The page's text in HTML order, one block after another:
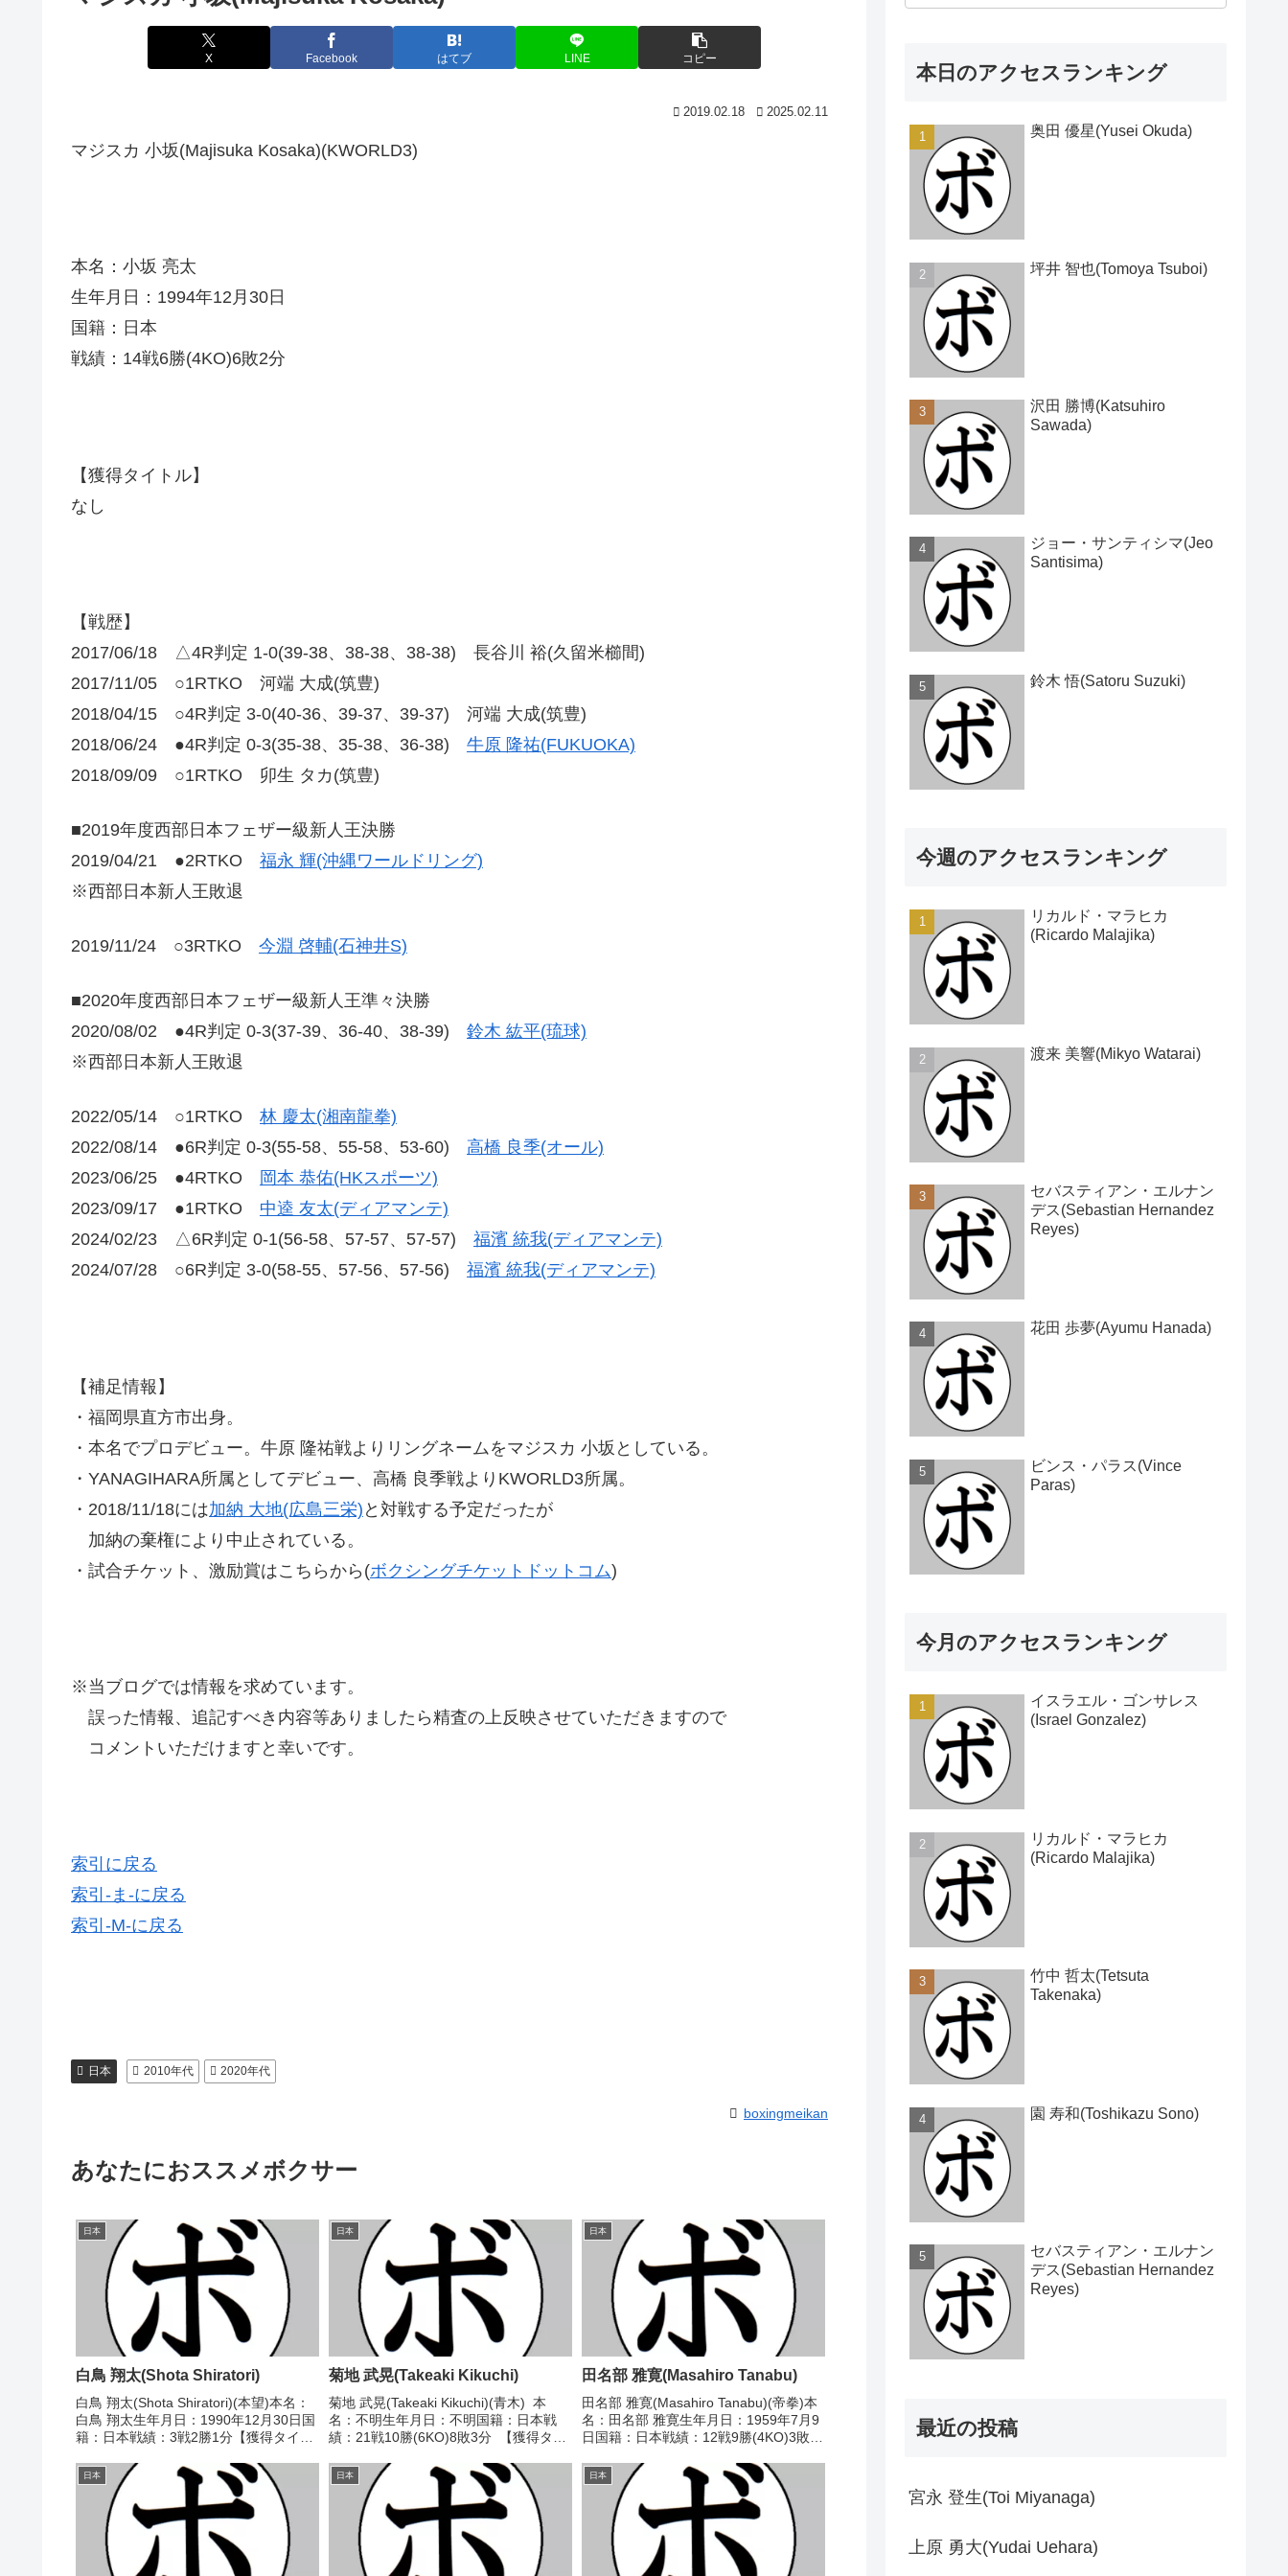
X Facebook はてブ LINE コピー
2019.02.18 2025.02.11
マジスカ 小坂(Majisuka Kosaka)(KWORLD3)
本名：小坂 亮太
生年月日：1994年12月30日
国籍：日本
戦績：14戦6勝(4KO)6敗2分
【獲得タイトル】
なし
【戦歴】
2017/06/18 △4R判定 1-0(39-38、38-38、38-38) 長谷川 裕(久留米櫛間)
2017/11/05 ○1RTKO 河端 大成(筑豊)
2018/04/15 ○4R判定 3-0(40-36、39-37、39-37) 河端 大成(筑豊)
2018/06/24 ●4R判定 0-3(35-38、35-38、36-38) 牛原 隆祐(FUKUOKA)
2018/09/09 ○1RTKO 卯生 タカ(筑豊)
■2019年度西部日本フェザー級新人王決勝
2019/04/21 ●2RTKO 福永 輝(沖縄ワールドリング)
※西部日本新人王敗退
2019/11/24 ○3RTKO 今淵 啓輔(石神井S)
■2020年度西部日本フェザー級新人王準々決勝
2020/08/02 ●4R判定 0-3(37-39、36-40、38-39) 鈴木 紘平(琉球)
※西部日本新人王敗退
2022/05/14 ○1RTKO 林 慶太(湘南龍拳)
2022/08/14 ●6R判定 0-3(55-58、55-58、53-60) 高橋 良季(オール)
2023/06/25 ●4RTKO
岡本 恭佑(HKスポーツ)
2023/09/17 ●1RTKO 中逵 友太(ディアマンテ)
2024/02/23 △6R判定 0-1(56-58、57-57、57-57) 福濱 統我(ディアマンテ)
2024/07/28 ○6R判定 3-0(58-55、57-56、57-56) 福濱 統我(ディアマンテ)
【補足情報】
・福岡県直方市出身。
・本名でプロデビュー。牛原 隆祐戦よりリングネームをマジスカ 小坂としている。
・YANAGIHARA所属としてデビュー、高橋 良季戦よりKWORLD3所属。
・2018/11/18には加納 大地(広島三栄) と対戦する予定だったが
加納の棄権により中止されている。
・試合チケット、激励賞はこちらから(ボクシングチケットドットコム)
※当ブログでは情報を求めています。
誤った情報、追記すべき内容等ありましたら精査の上反映させていただきますので
コメントいただけますと幸いです。
索引に戻る
索引-ま-に戻る
索引-M-に戻る
日本 2010年代 2020年代
boxingmeikan
あなたにおススメボクサー
日本
白鳥 翔太(Shota Shiratori)
白鳥 翔太(Shota Shiratori)(本望)本名：
白鳥 翔太生年月日：1990年12月30日国
籍：日本戦績：3戦2勝1分【獲得タイト
2-1(39-38、38-39、39-37) 新屋...
日本
菊地 武晃(Takeaki Kikuchi)
菊地 武晃(Takeaki Kikuchi)(青木) 本
名：不明生年月日：不明国籍：日本戦
績：21戦10勝(6KO)8敗3分 【獲得タイ
新人王 【戦歴】1947/09/14 ○3RKO
海老谷...
日本
田名部 雅寛(Masahiro Tanabu)
田名部 雅寛(Masahiro Tanabu)(帝拳)本
名：田名部 雅寛生年月日：1959年7月9
日国籍：日本戦績：12戦9勝(4KO)3敗
権ウェルター級優勝(アマチュア)1981年
度全日本選手権ウェル...
日本 日本 日本
本日のアクセスランキング
奥田 優星(Yusei Okuda)
坪井 智也(Tomoya Tsuboi)
沢田 勝博(Katsuhiro
Sawada)
ジョー・サンティシマ(Jeo
Santisima)
鈴木 悟(Satoru Suzuki)
今週のアクセスランキング
リカルド・マラヒカ
(Ricardo Malajika)
渡来 美響(Mikyo Watarai)
セバスティアン・エルナン
デス(Sebastian Hernandez
Reyes)
花田 歩夢(Ayumu Hanada)
ビンス・パラス(Vince
Paras)
今月のアクセスランキング
イスラエル・ゴンサレス
(Israel Gonzalez)
リカルド・マラヒカ
(Ricardo Malajika)
竹中 哲太(Tetsuta
Takenaka)
園 寿和(Toshikazu Sono)
セバスティアン・エルナン
デス(Sebastian Hernandez
Reyes)
最近の投稿
宮永 登生(Toi Miyanaga)
上原 勇大(Yudai Uehara)